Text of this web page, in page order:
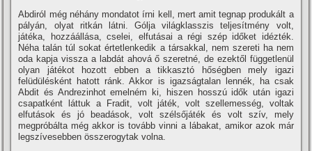
Abdiról még néhány mondatot í­rni kell, mert amit tegnap produkált a
pályán, olyat ritkán látni. Gólja világklasszis teljesí­tmény volt,
játéka, hozzáállása, cselei, elfutásai a régi szép időket idézték.
Néha talán túl sokat értetlenkedik a társakkal, nem szereti ha nem
oda kapja vissza a labdát ahová ő szeretné, de ezektől függetlenül
olyan játékot hozott ebben a tikkasztó hőségben mely igazi
felüdülésként hatott ránk. Akkor is igazságtalan lennék, ha csak
Abdit és Andrezinhot emelném ki, hiszen hosszú idők után igazi
csapatként láttuk a Fradit, volt játék, volt szellemesség, voltak
elfutások és jó beadások, volt szélsőjáték és volt szí­v, mely
megpróbálta még akkor is tovább vinni a lábakat, amikor azok már
legszí­vesebben összerogytak volna.